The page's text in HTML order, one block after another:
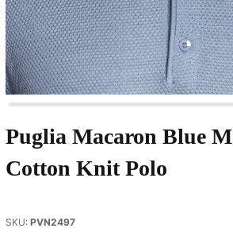
Puglia Macaron Blue
Cotton Knit Polo
SKU: PVN2497